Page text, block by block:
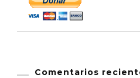
Comentarios